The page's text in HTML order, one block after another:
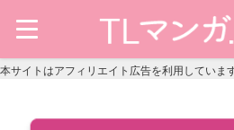
本サイトはアフィリエイト広告を利用していま